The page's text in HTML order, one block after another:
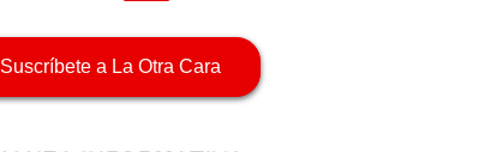
Suscríbete a La Otra Cara